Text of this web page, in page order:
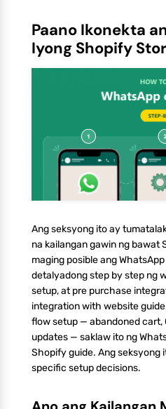
Paano Ikonekta
Iyong Shopify
Ang seksyong ito ay
na kailangan gawin ng bawat
maging posible ang
detalyadong step by step ng
setup, at pre purchase
integration with website
flow setup — abandoned cart,
updates — saklaw ito ng
Shopify guide. Ang seksyong
specific setup decisions.